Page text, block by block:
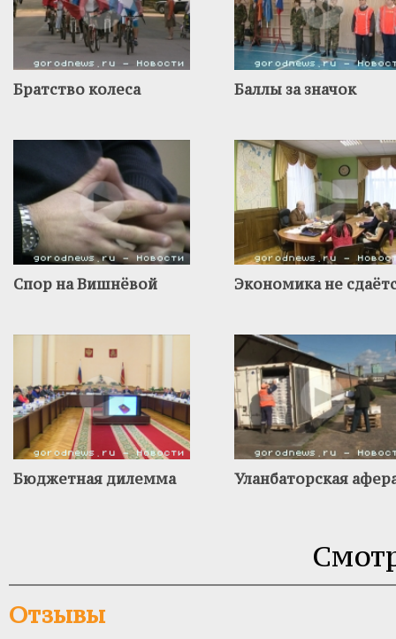
Братство колеса Баллы за значок
Спор на Вишнёвой Экономика не
Бюджетная дилемма Уланбаторская
Отзывы